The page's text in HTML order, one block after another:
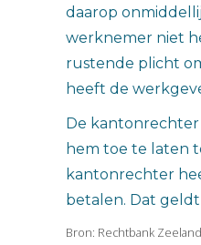
daarop
werknemer niet
rustende plicht
heeft de
De
hem toe te laten
kantonrechter
betalen. Dat
Bron: Rechtbank